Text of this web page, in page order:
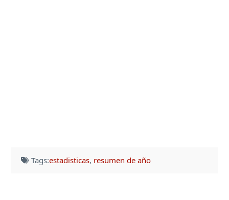
Tags:estadisticas, resumen de año